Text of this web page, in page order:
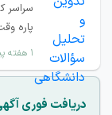
سراسر
پاره
۱ هفته پیش
دریافت فوری